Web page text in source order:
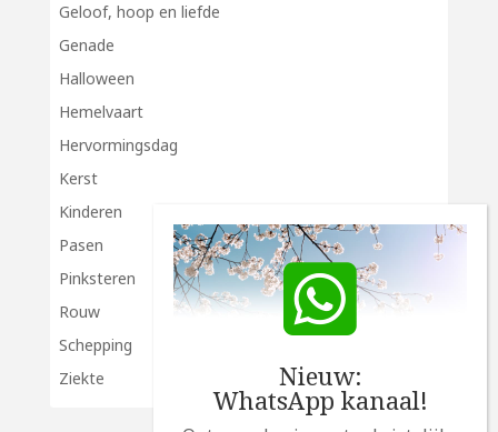
Geloof, hoop en liefde
Genade
Halloween
Hemelvaart
Hervormingsdag
Kerst
Kinderen
Pasen
Pinksteren
Rouw
Schepping
Ziekte
Nieuw:
WhatsApp kanaal!